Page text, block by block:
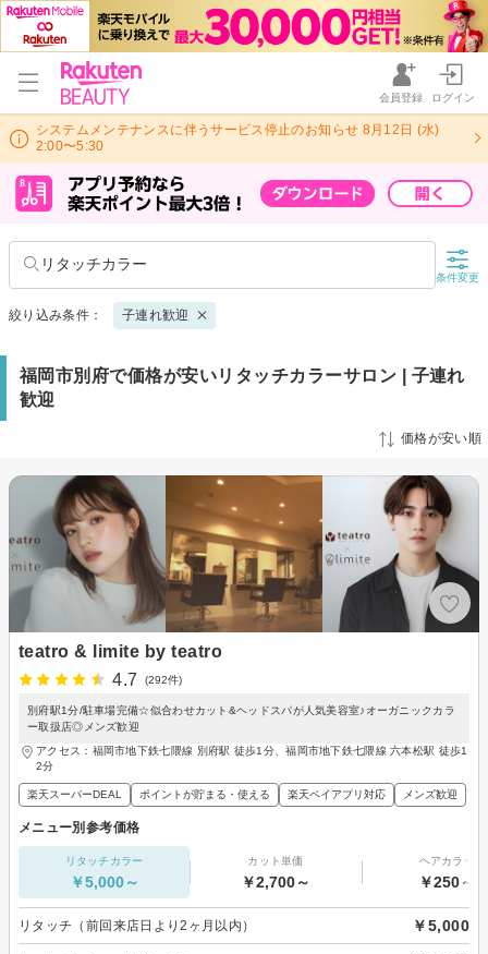
会員登録 ログイン
システムメンテナンスに伴うサービス停止のお知らせ 8月12日 (水)
2:00〜5:30
リタッチカラー
条件変更
絞り込み条件： 子連れ歓迎
福岡市別府で価格が安いリタッチカラーサロン | 子連れ
歓迎
価格が安い順
teatro & limite by teatro
4.7
(292件)
別府駅1分/駐車場完備☆似合わせカット&ヘッドスパが人気美容室♪オーガニックカラ
ー取扱店◎メンズ歓迎
アクセス：福岡市地下鉄七隈線 別府駅 徒歩1分、福岡市地下鉄七隈線 六本松駅 徒歩1
2分
楽天スーパーDEAL ポイントが貯まる・使える 楽天ペイアプリ対応 メンズ歓迎
メニュー別参考価格
リタッチカラー
￥5,000～
カット単価
￥2,700～
ヘアカラー
￥250～
リタッチ（前回来店日より2ヶ月以内） ￥5,000